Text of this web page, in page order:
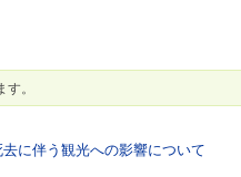
。
に伴う観光への影響について